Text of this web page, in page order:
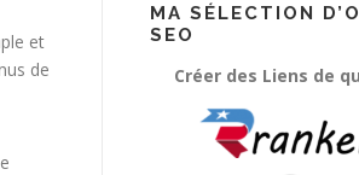
et
de
MA SÉLECTION
SEO
Créer des Liens de